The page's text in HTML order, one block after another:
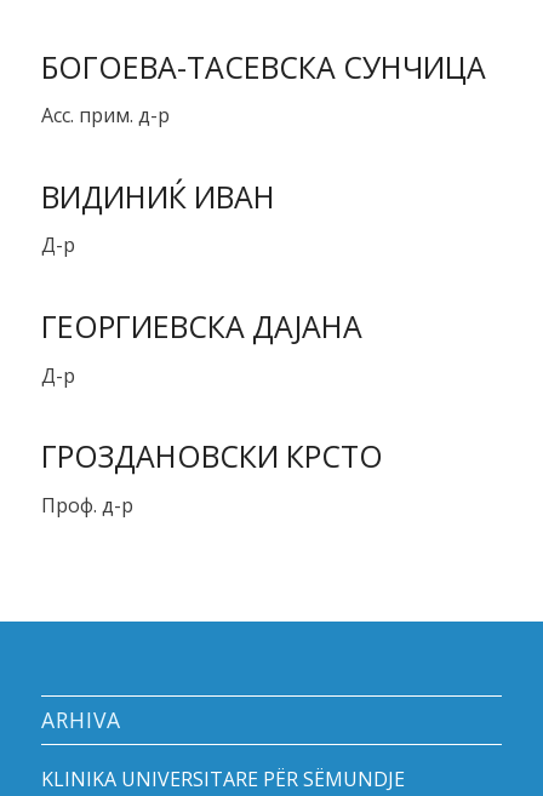
БОГОЕВА-ТАСЕВСКА СУНЧИЦА
Асс. прим. д-р
ВИДИНИЌ ИВАН
Д-р
ГЕОРГИЕВСКА ДAЈАНА
Д-р
ГРОЗДАНОВСКИ КРСТО
Проф. д-р
ARHIVA
KLINIKA UNIVERSITARE PËR SËMUNDJE